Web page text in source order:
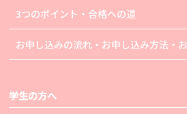
3つのポイント・合格への道
お申し込みの流れ・お申し込み方法・
学生の方へ